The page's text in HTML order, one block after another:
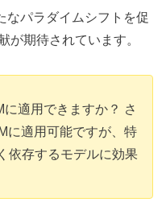
なパラダイムシフトを促
が期待されています。
適用できますか？ さ
に適用可能ですが、特
依存するモデルに効果